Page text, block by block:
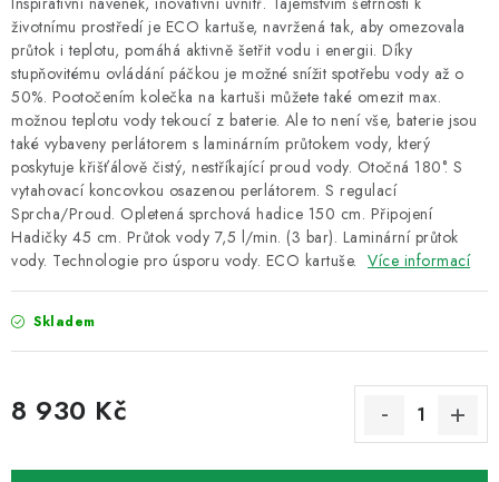
životnímu prostředí je ECO kartuše, navržená tak, aby omezovala
průtok i teplotu, pomáhá aktivně šetřit vodu i energii. Díky
stupňovitému ovládání páčkou je možné snížit spotřebu vody až o
50%. Pootočením kolečka na kartuši můžete také omezit max.
možnou teplotu vody tekoucí z baterie. Ale to není vše, baterie jsou
také vybaveny perlátorem s laminárním průtokem vody, který
poskytuje křišťálově čistý, nestříkající proud vody. Otočná 180°. S
vytahovací koncovkou osazenou perlátorem. S regulací
Sprcha/Proud. Opletená sprchová hadice 150 cm. Připojení
Hadičky 45 cm. Průtok vody 7,5 l/min. (3 bar). Laminární průtok
vody. Technologie pro úsporu vody. ECO kartuše. Více informací
Skladem
8 930 Kč